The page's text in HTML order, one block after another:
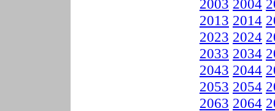
2003 2004
2013 2014
2023 2024
2033 2034
2043 2044
2053 2054
2063 2064